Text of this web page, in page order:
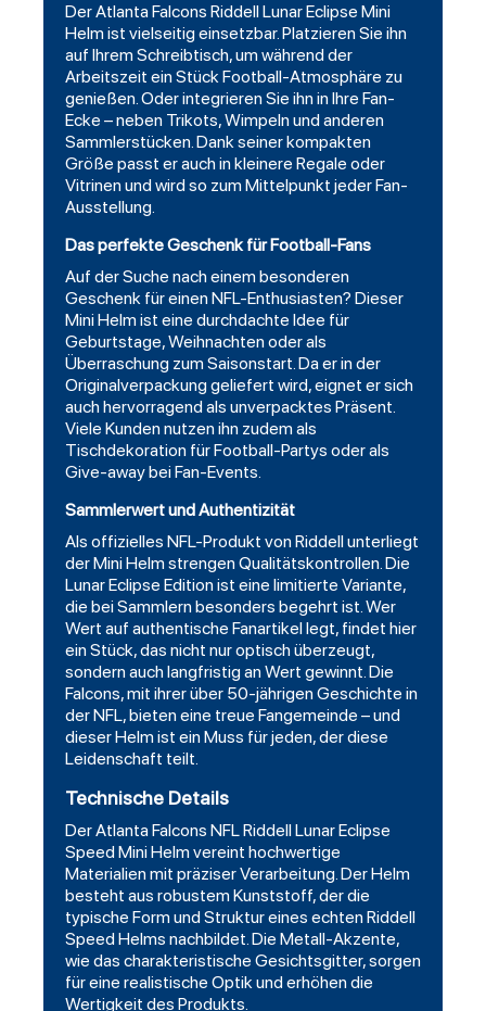
Der Atlanta Falcons Riddell Lunar Eclipse Mini
Helm ist vielseitig einsetzbar. Platzieren Sie ihn
auf Ihrem Schreibtisch, um während der
Arbeitszeit ein Stück Football-Atmosphäre zu
genießen. Oder integrieren Sie ihn in Ihre Fan-
Ecke – neben Trikots, Wimpeln und anderen
Sammlerstücken. Dank seiner kompakten
Größe passt er auch in kleinere Regale oder
Vitrinen und wird so zum Mittelpunkt jeder Fan-
Ausstellung.
Das perfekte Geschenk für Football-Fans
Auf der Suche nach einem besonderen
Geschenk für einen NFL-Enthusiasten? Dieser
Mini Helm ist eine durchdachte Idee für
Geburtstage, Weihnachten oder als
Überraschung zum Saisonstart. Da er in der
Originalverpackung geliefert wird, eignet er sich
auch hervorragend als unverpacktes Präsent.
Viele Kunden nutzen ihn zudem als
Tischdekoration für Football-Partys oder als
Give-away bei Fan-Events.
Sammlerwert und Authentizität
Als offizielles NFL-Produkt von Riddell unterliegt
der Mini Helm strengen Qualitätskontrollen. Die
Lunar Eclipse Edition ist eine limitierte Variante,
die bei Sammlern besonders begehrt ist. Wer
Wert auf authentische Fanartikel legt, findet hier
ein Stück, das nicht nur optisch überzeugt,
sondern auch langfristig an Wert gewinnt. Die
Falcons, mit ihrer über 50-jährigen Geschichte in
der NFL, bieten eine treue Fangemeinde – und
dieser Helm ist ein Muss für jeden, der diese
Leidenschaft teilt.
Technische Details
Der Atlanta Falcons NFL Riddell Lunar Eclipse
Speed Mini Helm vereint hochwertige
Materialien mit präziser Verarbeitung. Der Helm
besteht aus robustem Kunststoff, der die
typische Form und Struktur eines echten Riddell
Speed Helms nachbildet. Die Metall-Akzente,
wie das charakteristische Gesichtsgitter, sorgen
für eine realistische Optik und erhöhen die
Wertigkeit des Produkts.